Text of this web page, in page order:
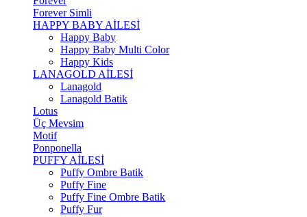
Forever Simli
HAPPY BABY AİLESİ
Happy Baby
Happy Baby Multi Color
Happy Kids
LANAGOLD AİLESİ
Lanagold
Lanagold Batik
Lotus
Üç Mevsim
Motif
Ponponella
PUFFY AİLESİ
Puffy Ombre Batik
Puffy Fine
Puffy Fine Ombre Batik
Puffy Fur